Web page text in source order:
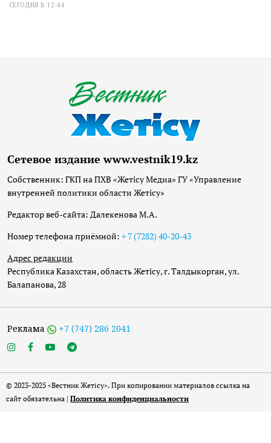
СЕГОДНЯ В 12:44
Сетевое издание www.vestnik19.kz
Собственник: ГКП на ПХВ «Жетісу Медиа» ГУ «Управление
внутренней политики области Жетісу»
Редактор веб-сайта: Далекенова М.А.
Номер телефона приёмной: + 7 (7282) 40-20-43
Адрес редакции
Республика Казахстан, область Жетісу, г. Талдыкорган, ул.
Балапанова, 28
Реклама +7 (747) 286 2041
© 2023-2025 «Вестник Жетісу». При копировании материалов ссылка на
сайт обязательна | Политика конфиденциальности